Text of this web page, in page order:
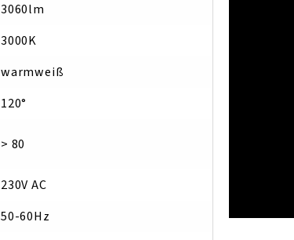
3060lm
3000K
warmweiß
120°
> 80
230V AC
50-60Hz